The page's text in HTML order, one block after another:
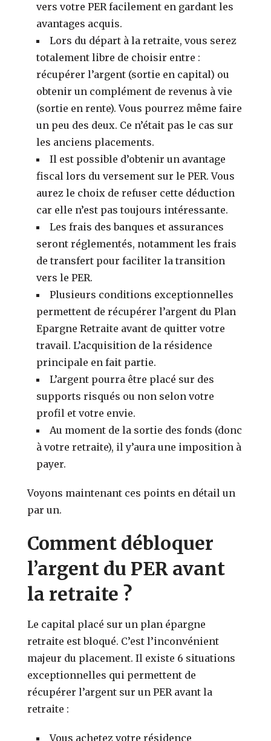
vers votre PER facilement en gardant les
avantages acquis.
Lors du départ à la retraite, vous serez
totalement libre de choisir entre :
récupérer l’argent (sortie en capital) ou
obtenir un complément de revenus à vie
(sortie en rente). Vous pourrez même faire
un peu des deux. Ce n’était pas le cas sur
les anciens placements.
Il est possible d’obtenir un avantage
fiscal lors du versement sur le PER. Vous
aurez le choix de refuser cette déduction
car elle n’est pas toujours intéressante.
Les frais des banques et assurances
seront réglementés, notamment les frais
de transfert pour faciliter la transition
vers le PER.
Plusieurs conditions exceptionnelles
permettent de récupérer l’argent du Plan
Epargne Retraite avant de quitter votre
travail. L’acquisition de la résidence
principale en fait partie.
L’argent pourra être placé sur des
supports risqués ou non selon votre
profil et votre envie.
Au moment de la sortie des fonds (donc
à votre retraite), il y’aura une imposition à
payer.
Voyons maintenant ces points en détail un
par un.
Comment débloquer
l’argent du PER avant
la retraite ?
Le capital placé sur un plan épargne
retraite est bloqué. C’est l’inconvénient
majeur du placement. Il existe 6 situations
exceptionnelles qui permettent de
récupérer l’argent sur un PER avant la
retraite :
Vous achetez votre résidence